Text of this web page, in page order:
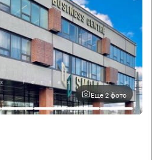
Еще 2 фото